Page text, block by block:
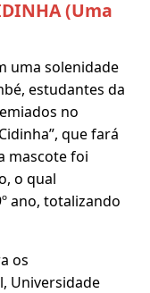
(Uma
uma solenidade
estudantes da
no
que fará
mascote foi
o qual
ano, totalizando
os
Universidade